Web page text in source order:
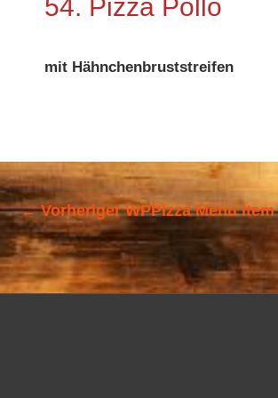
54. Pizza Pollo
mit Hähnchenbruststreifen
←Vorheriger WPPizza Menu Item